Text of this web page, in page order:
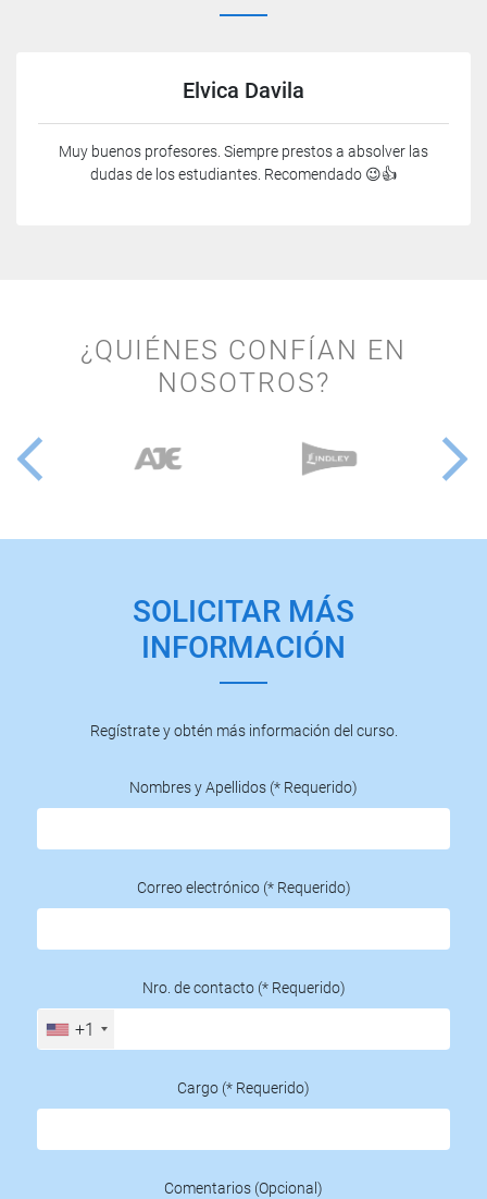
Elvica Davila
Muy buenos profesores. Siempre prestos a absolver las
dudas de los estudiantes. Recomendado 😉👍
¿QUIÉNES CONFÍAN EN
NOSOTROS?
SOLICITAR MÁS
INFORMACIÓN
Regístrate y obtén más información del curso.
Nombres y Apellidos (* Requerido)
Correo electrónico (* Requerido)
Nro. de contacto (* Requerido)
+1
Cargo (* Requerido)
Comentarios (Opcional)